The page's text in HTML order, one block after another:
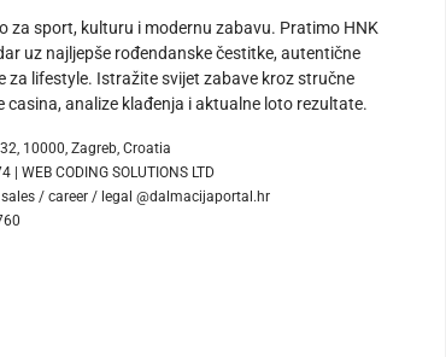
za sport, kulturu i modernu zabavu. Pratimo HNK
uz najljepše rođendanske čestitke, autentične
za lifestyle. Istražite svijet zabave kroz stručne
casina, analize klađenja i aktualne loto rezultate.
10000, Zagreb, Croatia
| WEB CODING SOLUTIONS LTD
/ career / legal @dalmacijaportal.hr